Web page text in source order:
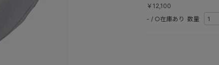
￥12,100
- / ○在庫あり 数量